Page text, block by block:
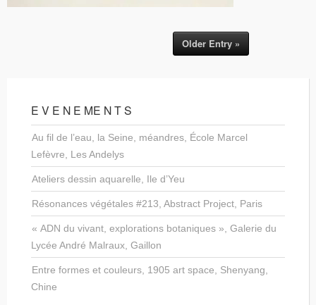
Older Entry »
E V E N E ME N T S
Au fil de l’eau, la Seine, méandres, École Marcel
Lefèvre, Les Andelys
Ateliers dessin aquarelle, Ile d’Yeu
Résonances végétales #213, Abstract Project, Paris
« ADN du vivant, explorations botaniques », Galerie du
Lycée André Malraux, Gaillon
Entre formes et couleurs, 1905 art space, Shenyang,
Chine